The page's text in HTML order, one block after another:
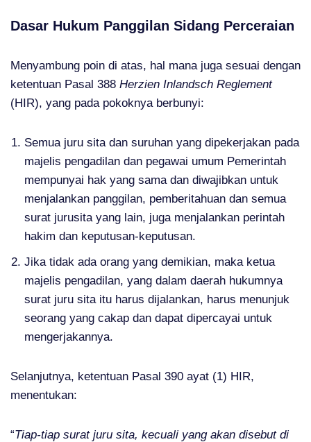
Dasar Hukum Panggilan Sidang Perceraian
Menyambung poin di atas, hal mana juga sesuai dengan
ketentuan Pasal 388 Herzien Inlandsch Reglement
(HIR), yang pada pokoknya berbunyi:
Semua juru sita dan suruhan yang dipekerjakan pada
majelis pengadilan dan pegawai umum Pemerintah
mempunyai hak yang sama dan diwajibkan untuk
menjalankan panggilan, pemberitahuan dan semua
surat jurusita yang lain, juga menjalankan perintah
hakim dan keputusan-keputusan.
Jika tidak ada orang yang demikian, maka ketua
majelis pengadilan, yang dalam daerah hukumnya
surat juru sita itu harus dijalankan, harus menunjuk
seorang yang cakap dan dapat dipercayai untuk
mengerjakannya.
Selanjutnya, ketentuan Pasal 390 ayat (1) HIR,
menentukan:
“Tiap-tiap surat juru sita, kecuali yang akan disebut di